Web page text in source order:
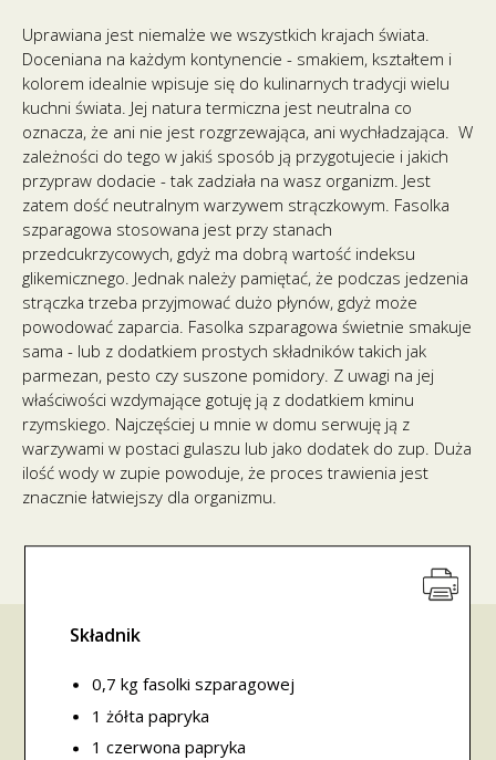
Uprawiana jest niemalże we wszystkich krajach świata.
Doceniana na każdym kontynencie - smakiem, kształtem i
kolorem idealnie wpisuje się do kulinarnych tradycji wielu
kuchni świata. Jej natura termiczna jest neutralna co
oznacza, że ani nie jest rozgrzewająca, ani wychładzająca. W
zależności do tego w jakiś sposób ją przygotujecie i jakich
przypraw dodacie - tak zadziała na wasz organizm. Jest
zatem dość neutralnym warzywem strączkowym. Fasolka
szparagowa stosowana jest przy stanach
przedcukrzycowych, gdyż ma dobrą wartość indeksu
glikemicznego. Jednak należy pamiętać, że podczas jedzenia
strączka trzeba przyjmować dużo płynów, gdyż może
powodować zaparcia. Fasolka szparagowa świetnie smakuje
sama - lub z dodatkiem prostych składników takich jak
parmezan, pesto czy suszone pomidory. Z uwagi na jej
właściwości wzdymające gotuję ją z dodatkiem kminu
rzymskiego. Najczęściej u mnie w domu serwuję ją z
warzywami w postaci gulaszu lub jako dodatek do zup. Duża
ilość wody w zupie powoduje, że proces trawienia jest
znacznie łatwiejszy dla organizmu.
Składnik
0,7 kg fasolki szparagowej
1 żółta papryka
1 czerwona papryka